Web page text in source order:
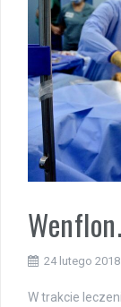
Wenflon.
24 lutego 2018
W trakcie